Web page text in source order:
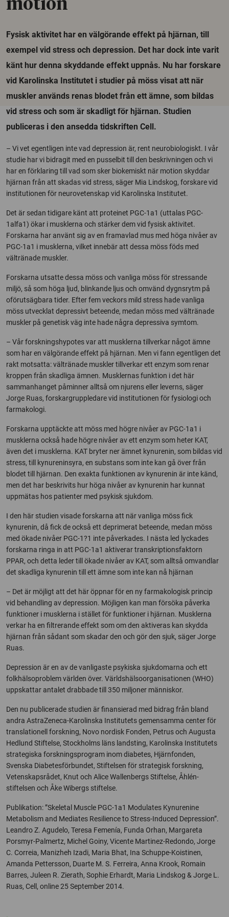
motion
Fysisk aktivitet har en välgörande effekt på hjärnan, till
exempel vid stress och depression. Det har dock inte varit
känt hur denna skyddande effekt uppnås. Nu har forskare
vid Karolinska Institutet i studier på möss visat att när
muskler används renas blodet från ett ämne, som bildas
vid stress och som är skadligt för hjärnan. Studien
publiceras i den ansedda tidskriften Cell.
– Vi vet egentligen inte vad depression är, rent neurobiologiskt. I vår
studie har vi bidragit med en pusselbit till den beskrivningen och vi
har en förklaring till vad som sker biokemiskt när motion skyddar
hjärnan från att skadas vid stress, säger Mia Lindskog, forskare vid
institutionen för neurovetenskap vid Karolinska Institutet.
Det är sedan tidigare känt att proteinet PGC-1a1 (uttalas PGC-
1alfa1) ökar i musklerna och stärker dem vid fysisk aktivitet.
Forskarna har använt sig av en framavlad mus med höga nivåer av
PGC-1a1 i musklerna, vilket innebär att dessa möss föds med
vältränade muskler.
Forskarna utsatte dessa möss och vanliga möss för stressande
miljö, så som höga ljud, blinkande ljus och omvänd dygnsrytm på
oförutsägbara tider. Efter fem veckors mild stress hade vanliga
möss utvecklat depressivt beteende, medan möss med vältränade
muskler på genetisk väg inte hade några depressiva symtom.
– Vår forskningshypotes var att musklerna tillverkar något ämne
som har en välgörande effekt på hjärnan. Men vi fann egentligen det
rakt motsatta: vältränade muskler tillverkar ett enzym som renar
kroppen från skadliga ämnen. Musklernas funktion i det här
sammanhanget påminner alltså om njurens eller leverns, säger
Jorge Ruas, forskargruppledare vid institutionen för fysiologi och
farmakologi.
Forskarna upptäckte att möss med högre nivåer av PGC-1a1 i
musklerna också hade högre nivåer av ett enzym som heter KAT,
även det i musklerna. KAT bryter ner ämnet kynurenin, som bildas vid
stress, till kynureninsyra, en substans som inte kan gå över från
blodet till hjärnan. Den exakta funktionen av kynurenin är inte känd,
men det har beskrivits hur höga nivåer av kynurenin har kunnat
uppmätas hos patienter med psykisk sjukdom.
I den här studien visade forskarna att när vanliga möss fick
kynurenin, då fick de också ett deprimerat beteende, medan möss
med ökade nivåer PGC-1?1 inte påverkades. I nästa led lyckades
forskarna ringa in att PGC-1a1 aktiverar transkriptionsfaktorn
PPAR, och detta leder till ökade nivåer av KAT, som alltså omvandlar
det skadliga kynurenin till ett ämne som inte kan nå hjärnan
– Det är möjligt att det här öppnar för en ny farmakologisk princip
vid behandling av depression. Möjligen kan man försöka påverka
funktioner i musklerna i stället för funktioner i hjärnan. Musklerna
verkar ha en filtrerande effekt som om den aktiveras kan skydda
hjärnan från sådant som skadar den och gör den sjuk, säger Jorge
Ruas.
Depression är en av de vanligaste psykiska sjukdomarna och ett
folkhälsoproblem världen över. Världshälsoorganisationen (WHO)
uppskattar antalet drabbade till 350 miljoner människor.
Den nu publicerade studien är finansierad med bidrag från bland
andra AstraZeneca-Karolinska Institutets gemensamma center för
translationell forskning, Novo nordisk Fonden, Petrus och Augusta
Hedlund Stiftelse, Stockholms läns landsting, Karolinska Institutets
strategiska forskningsprogram inom diabetes, Hjärnfonden,
Svenska Diabetesförbundet, Stiftelsen för strategisk forskning,
Vetenskapsrådet, Knut och Alice Wallenbergs Stiftelse, Åhlén-
stiftelsen och Åke Wibergs stiftelse.
Publikation: ”Skeletal Muscle PGC-1a1 Modulates Kynurenine
Metabolism and Mediates Resilience to Stress-Induced Depression”.
Leandro Z. Agudelo, Teresa Femenía, Funda Orhan, Margareta
Porsmyr-Palmertz, Michel Goiny, Vicente Martinez-Redondo, Jorge
C. Correia, Manizheh Izadi, Maria Bhat, Ina Schuppe-Koistinen,
Amanda Pettersson, Duarte M. S. Ferreira, Anna Krook, Romain
Barres, Juleen R. Zierath, Sophie Erhardt, Maria Lindskog & Jorge L.
Ruas, Cell, online 25 September 2014.